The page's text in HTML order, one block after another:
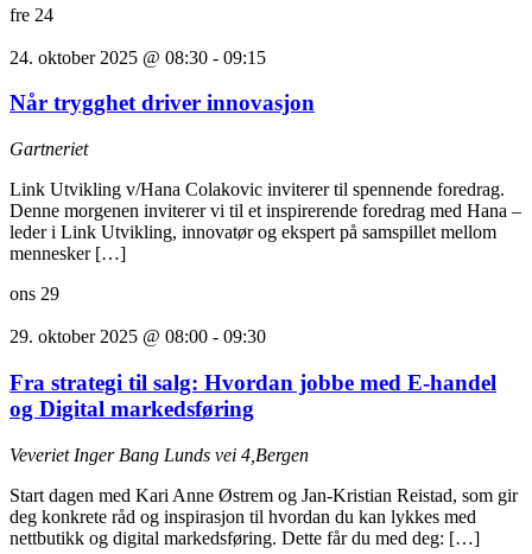
fre 24
24. oktober 2025 @ 08:30 - 09:15
Når trygghet driver innovasjon
Gartneriet
Link Utvikling v/Hana Colakovic inviterer til spennende foredrag.
Denne morgenen inviterer vi til et inspirerende foredrag med Hana –
leder i Link Utvikling, innovatør og ekspert på samspillet mellom
mennesker […]
ons 29
29. oktober 2025 @ 08:00 - 09:30
Fra strategi til salg: Hvordan jobbe med E-handel
og Digital markedsføring
Veveriet Inger Bang Lunds vei 4,Bergen
Start dagen med Kari Anne Østrem og Jan-Kristian Reistad, som gir
deg konkrete råd og inspirasjon til hvordan du kan lykkes med
nettbutikk og digital markedsføring. Dette får du med deg: […]